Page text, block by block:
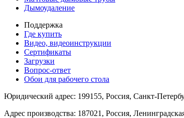
Дымоудаление
Поддержка
Где купить
Видео, видеоинструкции
Сертификаты
Загрузки
Вопрос-ответ
Обои для рабочего стола
Юридический адрес: 199155, Россия, Санкт-
Адрес производства: 187021, Россия,